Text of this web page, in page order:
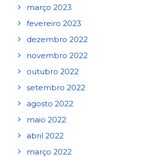
março 2023
fevereiro 2023
dezembro 2022
novembro 2022
outubro 2022
setembro 2022
agosto 2022
maio 2022
abril 2022
março 2022